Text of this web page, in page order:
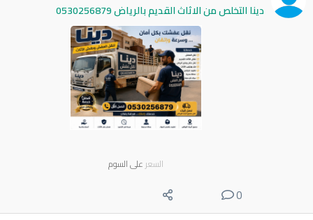
دينا التخلص من الاثاث القديم بالرياض 0530256879
السعر على السوم
0